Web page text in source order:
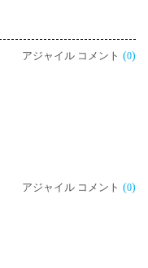
アジャイル コメント (0)
アジャイル コメント (0)